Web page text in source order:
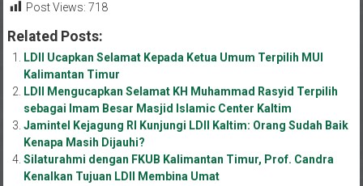
Post Views: 718
Related Posts:
LDII Ucapkan Selamat Kepada Ketua Umum Terpilih MUI
Kalimantan Timur
LDII Mengucapkan Selamat KH Muhammad Rasyid Terpilih
sebagai Imam Besar Masjid Islamic Center Kaltim
Jamintel Kejagung RI Kunjungi LDII Kaltim: Orang Sudah Baik
Kenapa Masih Dijauhi?
Silaturahmi dengan FKUB Kalimantan Timur, Prof. Candra
Kenalkan Tujuan LDII Membina Umat